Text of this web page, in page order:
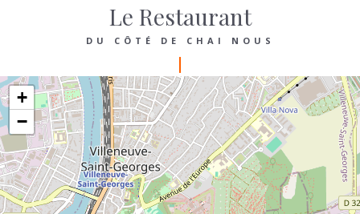
Le Restaurant
DU CÔTÉ DE CHAI NOUS
+
−